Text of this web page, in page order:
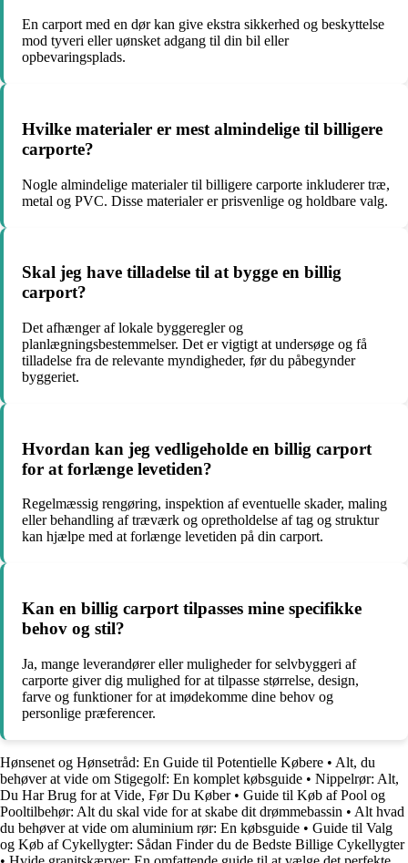
En carport med en dør kan give ekstra sikkerhed og beskyttelse
mod tyveri eller uønsket adgang til din bil eller
opbevaringsplads.
Hvilke materialer er mest almindelige til billigere
carporte?
Nogle almindelige materialer til billigere carporte inkluderer træ,
metal og PVC. Disse materialer er prisvenlige og holdbare valg.
Skal jeg have tilladelse til at bygge en billig
carport?
Det afhænger af lokale byggeregler og
planlægningsbestemmelser. Det er vigtigt at undersøge og få
tilladelse fra de relevante myndigheder, før du påbegynder
byggeriet.
Hvordan kan jeg vedligeholde en billig carport
for at forlænge levetiden?
Regelmæssig rengøring, inspektion af eventuelle skader, maling
eller behandling af træværk og opretholdelse af tag og struktur
kan hjælpe med at forlænge levetiden på din carport.
Kan en billig carport tilpasses mine specifikke
behov og stil?
Ja, mange leverandører eller muligheder for selvbyggeri af
carporte giver dig mulighed for at tilpasse størrelse, design,
farve og funktioner for at imødekomme dine behov og
personlige præferencer.
Hønsenet og Hønsetråd: En Guide til Potentielle Købere • Alt, du
behøver at vide om Stigegolf: En komplet købsguide • Nippelrør: Alt,
Du Har Brug for at Vide, Før Du Køber• Guide til Køb af Pool og
Pooltilbehør: Alt du skal vide for at skabe dit drømmebassin • Alt hvad
du behøver at vide om aluminium rør: En købsguide • Guide til Valg
og Køb af Cykellygter: Sådan Finder du de Bedste Billige Cykellygter